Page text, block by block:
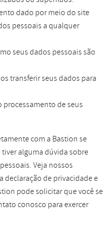
dado por meio do site
pessoais a qualquer
seus dados pessoais são
transferir seus dados para
processamento de seus
com a Bastion se
alguma dúvida sobre
Veja nossos
declaração de privacidade e
pode solicitar que você se
conosco para exercer